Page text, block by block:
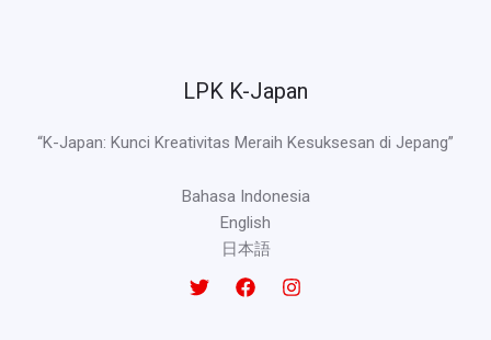
LPK K-Japan
“K-Japan: Kunci Kreativitas Meraih Kesuksesan di Jepang”
Bahasa Indonesia
English
日本語